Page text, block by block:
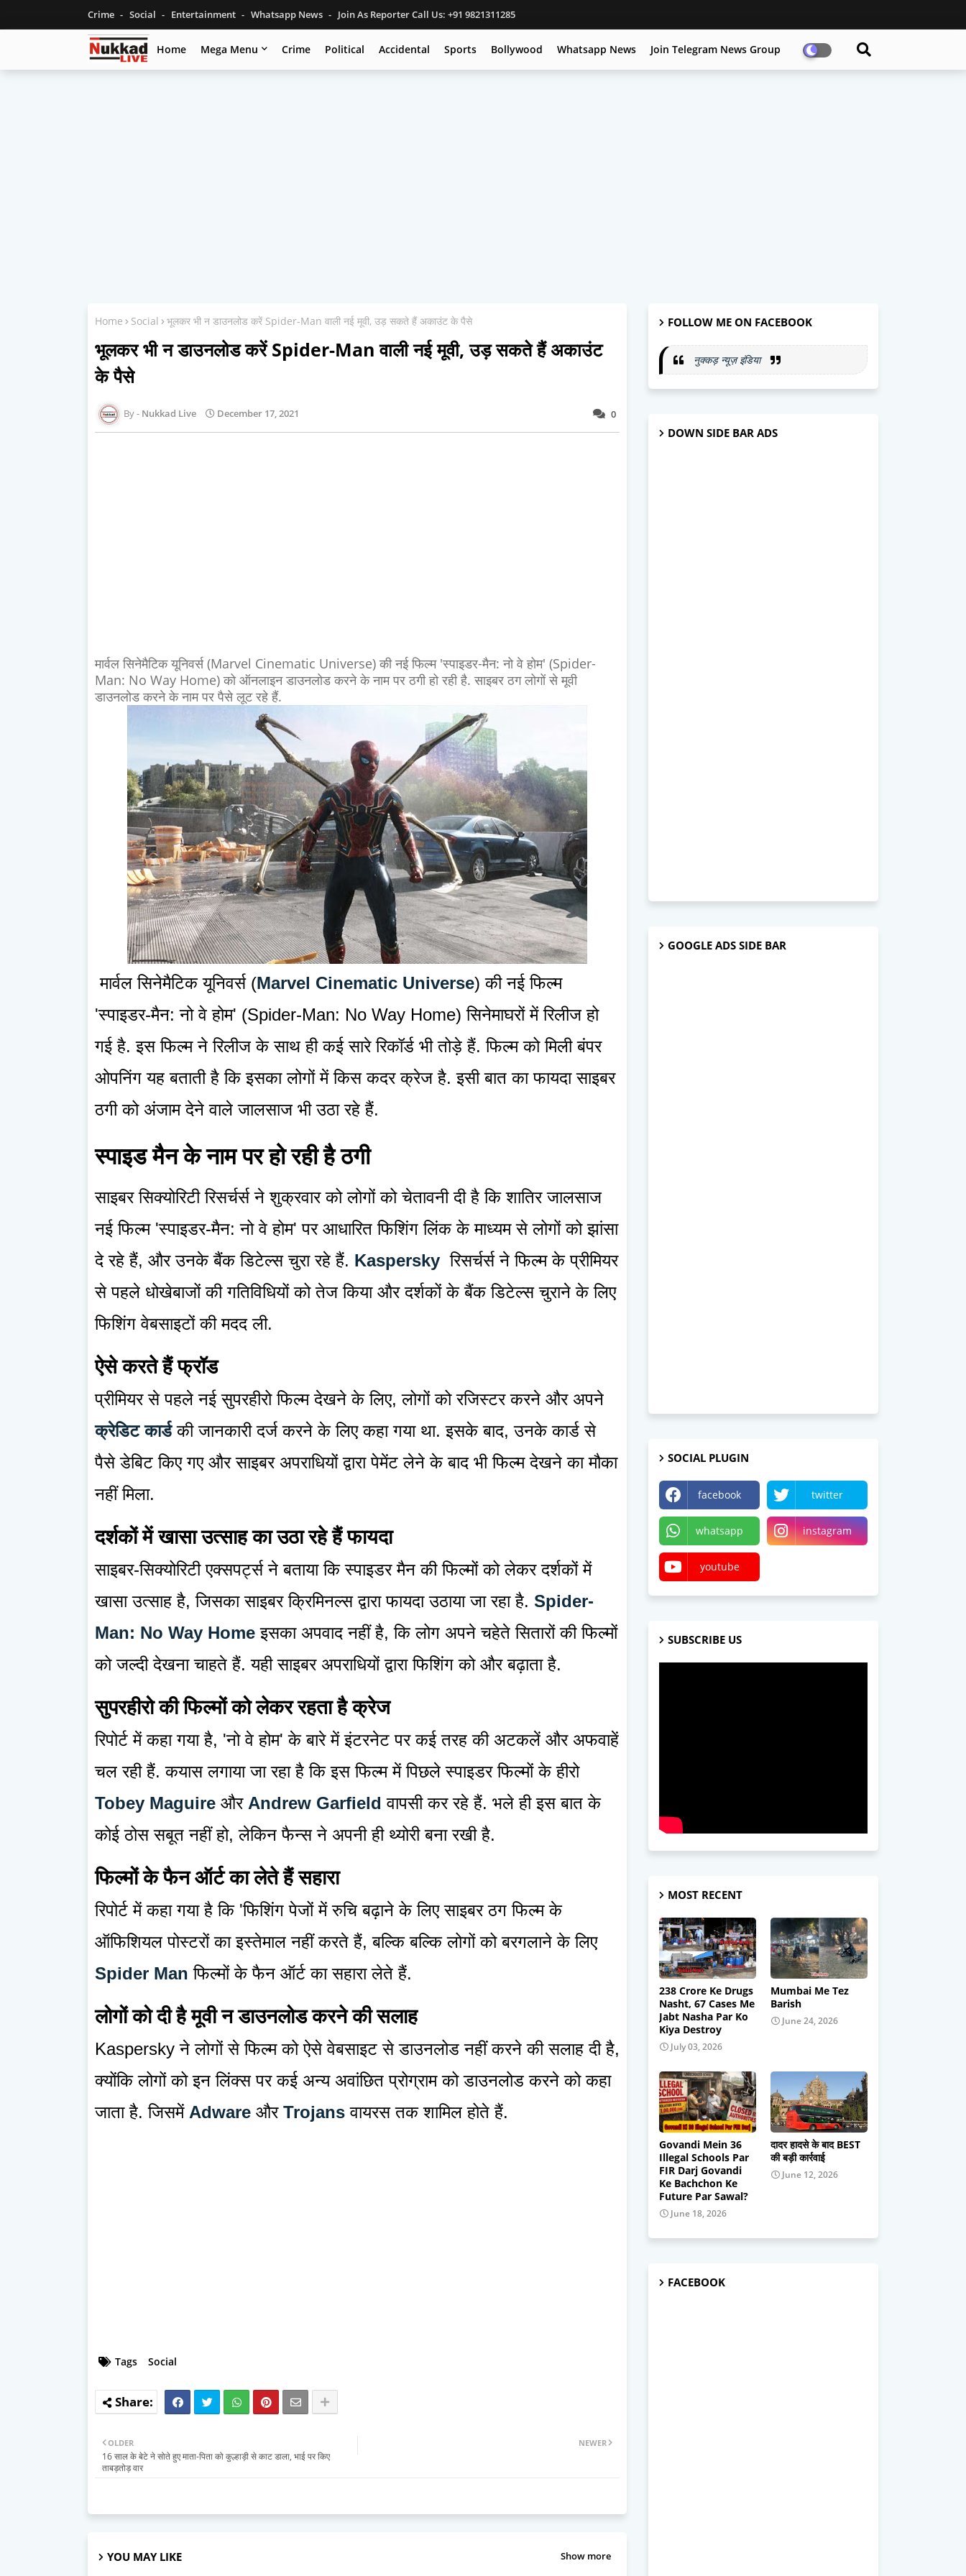
Crime Social Entertainment Whatsapp News Join As Reporter Call Us: +91 9821311285
Home Mega Menu Crime Political Accidental Sports Bollywood Whatsapp News Join Telegram News Group
Home Social भूलकर भी न डाउनलोड करें Spider-Man वाली नई मूवी, उड़ सकते हैं अकाउंट के पैसे
भूलकर भी न डाउनलोड करें Spider-Man वाली नई मूवी, उड़ सकते हैं अकाउंट
के पैसे
0
Nukkad Live December 17, 2021
मार्वल सिनेमैटिक यूनिवर्स (Marvel Cinematic Universe) की नई फिल्म 'स्पाइडर-मैन: नो वे होम' (Spider-
Man: No Way Home) को ऑनलाइन डाउनलोड करने के नाम पर ठगी हो रही है. साइबर ठग लोगों से मूवी
डाउनलोड करने के नाम पर पैसे लूट रहे हैं.
मार्वल सिनेमैटिक यूनिवर्स (Marvel Cinematic Universe) की नई फिल्म
'स्पाइडर-मैन: नो वे होम' (Spider-Man: No Way Home) सिनेमाघरों में रिलीज हो
गई है. इस फिल्म ने रिलीज के साथ ही कई सारे रिकॉर्ड भी तोड़े हैं. फिल्म को मिली बंपर
ओपनिंग यह बताती है कि इसका लोगों में किस कदर क्रेज है. इसी बात का फायदा साइबर
ठगी को अंजाम देने वाले जालसाज भी उठा रहे हैं.
स्पाइड मैन के नाम पर हो रही है ठगी
साइबर सिक्योरिटी रिसर्चर्स ने शुक्रवार को लोगों को चेतावनी दी है कि शातिर जालसाज
नई फिल्म 'स्पाइडर-मैन: नो वे होम' पर आधारित फिशिंग लिंक के माध्यम से लोगों को झांसा
दे रहे हैं, और उनके बैंक डिटेल्स चुरा रहे हैं. Kaspersky रिसर्चर्स ने फिल्म के प्रीमियर
से पहले धोखेबाजों की गतिविधियों को तेज किया और दर्शकों के बैंक डिटेल्स चुराने के लिए
फिशिंग वेबसाइटों की मदद ली.
ऐसे करते हैं फ्रॉड
प्रीमियर से पहले नई सुपरहीरो फिल्म देखने के लिए, लोगों को रजिस्टर करने और अपने
क्रेडिट कार्डकी जानकारी दर्ज करने के लिए कहा गया था. इसके बाद, उनके कार्ड से
पैसे डेबिट किए गए और साइबर अपराधियों द्वारा पेमेंट लेने के बाद भी फिल्म देखने का मौका
नहीं मिला.
दर्शकों में खासा उत्साह का उठा रहे हैं फायदा
साइबर-सिक्योरिटी एक्सपर्ट्स ने बताया कि स्पाइडर मैन की फिल्मों को लेकर दर्शकों में
खासा उत्साह है, जिसका साइबर क्रिमिनल्स द्वारा फायदा उठाया जा रहा है. Spider-
Man: No Way Home इसका अपवाद नहीं है, कि लोग अपने चहेते सितारों की फिल्मों
को जल्दी देखना चाहते हैं. यही साइबर अपराधियों द्वारा फिशिंग को और बढ़ाता है.
सुपरहीरो की फिल्मों को लेकर रहता है क्रेज
रिपोर्ट में कहा गया है, 'नो वे होम' के बारे में इंटरनेट पर कई तरह की अटकलें और अफवाहें
चल रही हैं. कयास लगाया जा रहा है कि इस फिल्म में पिछले स्पाइडर फिल्मों के हीरो
Tobey Maguire और Andrew Garfield वापसी कर रहे हैं. भले ही इस बात के
कोई ठोस सबूत नहीं हो, लेकिन फैन्स ने अपनी ही थ्योरी बना रखी है.
फिल्मों के फैन ऑर्ट का लेते हैं सहारा
रिपोर्ट में कहा गया है कि 'फिशिंग पेजों में रुचि बढ़ाने के लिए साइबर ठग फिल्म के
ऑफिशियल पोस्टरों का इस्तेमाल नहीं करते हैं, बल्कि बल्कि लोगों को बरगलाने के लिए
Spider Man फिल्मों के फैन ऑर्ट का सहारा लेते हैं.
लोगों को दी है मूवी न डाउनलोड करने की सलाह
Kaspersky ने लोगों से फिल्म को ऐसे वेबसाइट से डाउनलोड नहीं करने की सलाह दी है,
क्योंकि लोगों को इन लिंक्स पर कई अन्य अवांछित प्रोग्राम को डाउनलोड करने को कहा
जाता है. जिसमें Adware और Trojans वायरस तक शामिल होते हैं.
Tags Social
NEWER
OLDER
16 साल के बेटे ने सोते हुए माता-पिता को कुल्हाड़ी से काट डाला, भाई पर किए
ताबड़तोड़ वार
YOU MAY LIKE Show more
FOLLOW ME ON FACEBOOK
नुक्कड़ न्यूज़ इंडिया
DOWN SIDE BAR ADS
GOOGLE ADS SIDE BAR
SOCIAL PLUGIN
facebook twitter
whatsapp instagram
youtube
SUBSCRIBE US
MOST RECENT
238 Crore Ke Drugs
Nasht, 67 Cases Me
Jabt Nasha Par Ko
Kiya Destroy
July 03, 2026
Mumbai Me Tez
Barish
June 24, 2026
Govandi Mein 36
Illegal Schools Par
FIR Darj Govandi
Ke Bachchon Ke
Future Par Sawal?
June 18, 2026
दादर हादसे के बाद BEST
की बड़ी कार्रवाई
June 12, 2026
FACEBOOK